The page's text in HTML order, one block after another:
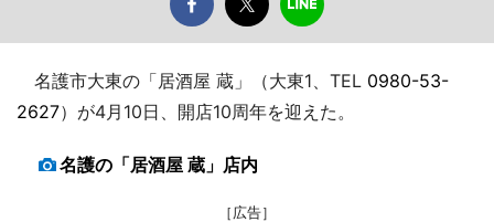
名護市大東の「居酒屋 蔵」（大東1、TEL 0980-53-
2627）が4月10日、開店10周年を迎えた。
名護の「居酒屋 蔵」店内
［広告］